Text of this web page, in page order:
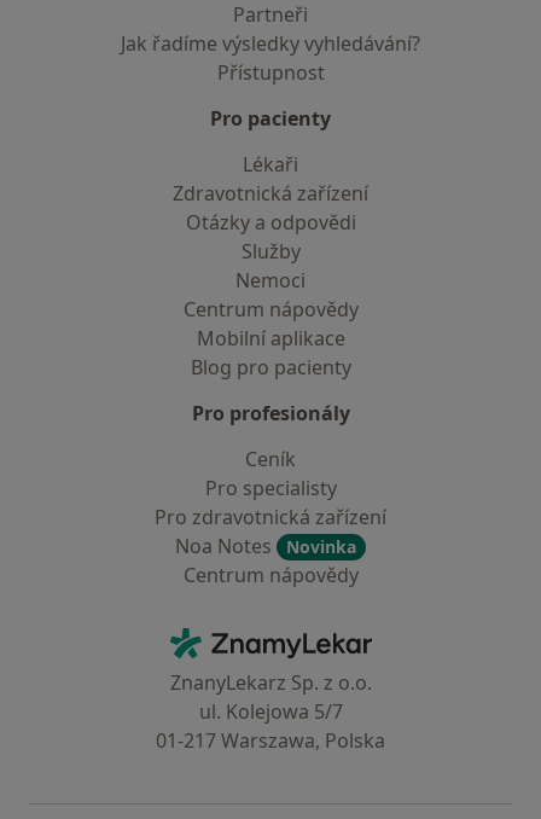
Partneři
Jak řadíme výsledky vyhledávání?
Přístupnost
Pro pacienty
Lékaři
Zdravotnická zařízení
Otázky a odpovědi
Služby
Nemoci
Centrum nápovědy
Mobilní aplikace
Blog pro pacienty
Pro profesionály
Ceník
Pro specialisty
Pro zdravotnická zařízení
Noa Notes
Novinka
Centrum nápovědy
ZnamyLekar - Hlavní stránka
ZnanyLekarz Sp. z o.o.
ul. Kolejowa 5/7
01-217 Warszawa, Polska